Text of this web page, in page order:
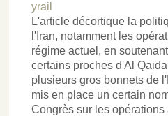
yrail
L'article décortique la
l'Iran, notamment les
régime actuel, en
certains proches d'Al
plusieurs gros bonnets de
mis en place un certain
Congrès sur les opérations